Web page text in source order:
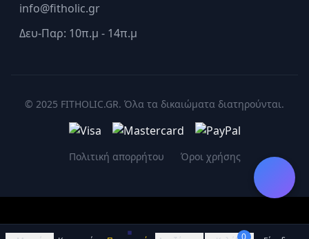
0
info@fitholic.gr
Δευ-Παρ: 10π.μ - 14π.μ
© 2025 FITHOLIC.GR. Όλα τα δικαιώματα διατηρούνται.
Πολιτική απορρήτου Όροι χρήσης